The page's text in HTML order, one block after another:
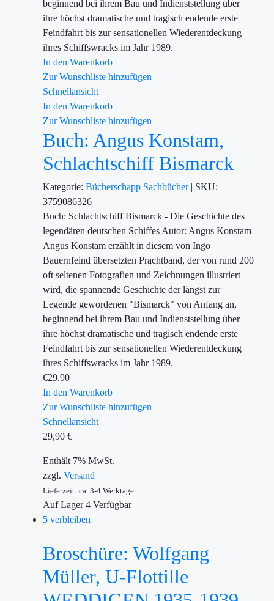
beginnend bei ihrem Bau und Indienststellung über
ihre höchst dramatische und tragisch endende erste
Feindfahrt bis zur sensationellen Wiederentdeckung
ihres Schiffswracks im Jahr 1989.
In den Warenkorb
Zur Wunschliste hinzufügen
Schnellansicht
In den Warenkorb
Zur Wunschliste hinzufügen
Buch: Angus Konstam,
Schlachtschiff Bismarck
Kategorie: Bücherschapp Sachbücher | SKU:
3759086326
Buch: Schlachtschiff Bismarck - Die Geschichte des
legendären deutschen Schiffes Autor: Angus Konstam
Angus Konstam erzählt in diesem von Ingo
Bauernfeind übersetzten Prachtband, der von rund 200
oft seltenen Fotografien und Zeichnungen illustriert
wird, die spannende Geschichte der längst zur
Legende gewordenen "Bismarck" von Anfang an,
beginnend bei ihrem Bau und Indienststellung über
ihre höchst dramatische und tragisch endende erste
Feindfahrt bis zur sensationellen Wiederentdeckung
ihres Schiffswracks im Jahr 1989.
€29.90
In den Warenkorb
Zur Wunschliste hinzufügen
Schnellansicht
29,90 €
Enthält 7% MwSt.
zzgl. Versand
Lieferzeit: ca. 3-4 Werktage
Auf Lager4 Verfügbar
5 verbleiben
Broschüre: Wolfgang
Müller, U-Flottille